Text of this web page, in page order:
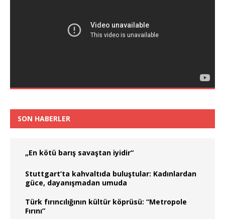
SON HABERLER
„En kötü barış savaştan iyidir“
Stuttgart’ta kahvaltıda buluştular: Kadınlardan
güce, dayanışmadan umuda
Türk fırıncılığının kültür köprüsü: “Metropole
Fırını”